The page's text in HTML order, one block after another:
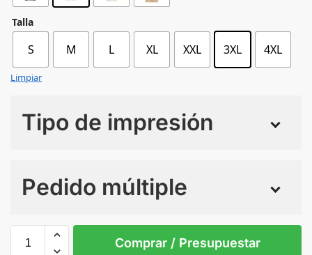
Talla
S M L XL XXL 3XL 4XL
Limpiar
Tipo de impresión
Pedido múltiple
4XL
Comprar / Presupuestar